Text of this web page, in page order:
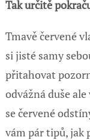
Tak určitě
Tmavě červené
si jisté samy
přitahovat
odvážná duše
se červené
vám pár tipů,